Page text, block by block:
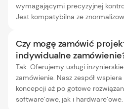
wymagającymi precyzyjnej
Jest kompatybilna ze
Czy mogę zamówić
indywidualne
Tak. Oferujemy usługi
zamówienie. Nasz zespół
koncepcji aż po gotowe
software’owe, jak i hardware’owe.